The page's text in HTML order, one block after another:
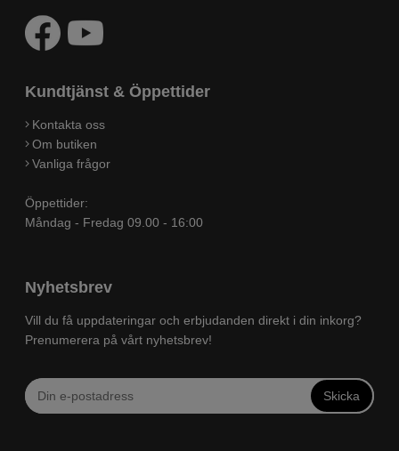
Kundtjänst & Öppettider
Kontakta oss
Om butiken
Vanliga frågor
Öppettider:
Måndag - Fredag 09.00 - 16:00
Nyhetsbrev
Vill du få uppdateringar och erbjudanden direkt i din inkorg?
Prenumerera på vårt nyhetsbrev!
Skicka